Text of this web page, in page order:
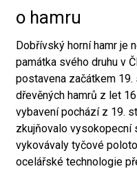
o hamru
Dobřívský horní hamr je
památka svého druhu v
postavena začátkem
dřevěných hamrů z let
vybavení pochází z 19.
zkujňovalo vysokopecní
vykovávaly tyčové
ocelářské technologie